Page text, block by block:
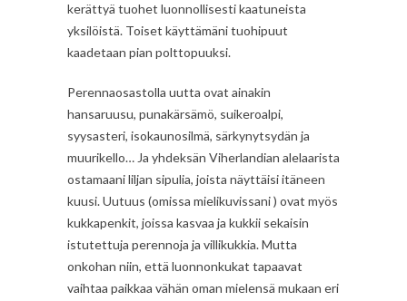
kerättyä tuohet luonnollisesti kaatuneista
yksilöistä. Toiset käyttämäni tuohipuut
kaadetaan pian polttopuuksi.
Perennaosastolla uutta ovat ainakin
hansaruusu, punakärsämö, suikeroalpi,
syysasteri, isokaunosilmä, särkynytsydän ja
muurikello… Ja yhdeksän Viherlandian alelaarista
ostamaani liljan sipulia, joista näyttäisi itäneen
kuusi. Uutuus (omissa mielikuvissani ) ovat myös
kukkapenkit, joissa kasvaa ja kukkii sekaisin
istutettuja perennoja ja villikukkia. Mutta
onkohan niin, että luonnonkukat tapaavat
vaihtaa paikkaa vähän oman mielensä mukaan eri